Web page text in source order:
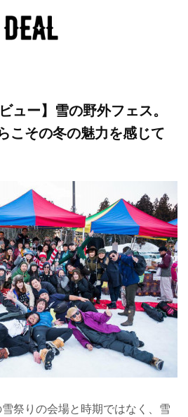
ュー】雪の野外フェス。
こその冬の魅力を感じて
祭りの会場と時期ではなく、雪